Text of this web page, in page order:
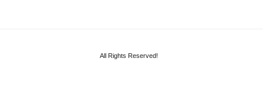
All Rights Reserved!